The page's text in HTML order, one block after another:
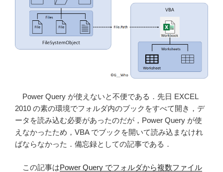
Power Query が使えないと不便である．先日 EXCEL
2010 の素の環境でフォルダ内のブックをすべて開き，デ
ータを読み込む必要があったのだが，Power Query が使
えなかったため，VBA でブックを開いて読み込まなけれ
ばならなかった．備忘録としての記事である．
この記事はPower Query でフォルダから複数ファイル